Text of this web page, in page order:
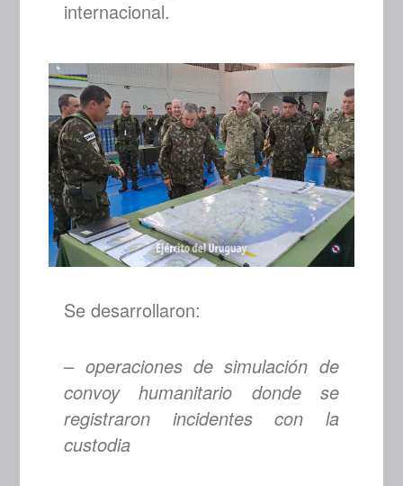
internacional.
Se desarrollaron:
– operaciones de simulación de
convoy humanitario donde se
registraron incidentes con la
custodia